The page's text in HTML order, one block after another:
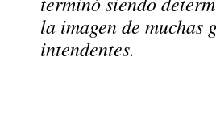
la imagen de muchas
intendentes.